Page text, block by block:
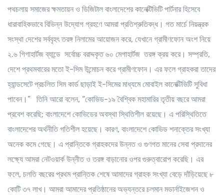
পথচলায় সমাজের ক্ষমতায়ন ও ডিজিটাল বাংলাদেশের কানেক্টিভিটি পার্টনার হিসেবে
ধারাবাহিকভাবে বিভিন্ন উদ্যোগ গ্রহণে আমরা প্রতিশ্রুতিবদ্ধ। গত মার্চে নিয়ন্ত্রক
সংস্থা দেশের সর্ববৃহৎ তরঙ্গ নিলামের আয়োজন করে, যেখানে গ্রামীণফোন অংশ নিয়ে
২.৬ গিগাহার্টজ ব্যান্ডে সর্বোচ্চ বরাদ্দকৃত ৬০ মেগাহার্টজ তরঙ্গ ক্রয় করে। সম্প্রতি,
দেশে প্রথমবারের মতো ই-সিম উন্মোচন করে গ্রামীণফোন। এর ফলে গ্রাহকরা তাদের
হ্যান্ডসেটে প্রচলিত সিম কার্ড ছাড়াই ই-সিমের মাধ্যমে মোবাইল কানেক্টিভিটি সুবিধা
পাবেন।” তিনি আরো বলেন, “কোভিড-১৯ বৈশ্বিক মহামারির তৃতীয় বছরে আমরা
প্রবেশ করেছি; বাংলাদেশে কোভিডের অবস্থা স্থিতিশীল রয়েছে। এ পরিস্থিতিতে
বাংলাদেশের অর্থনীতি গতিশীল হয়েছে। কারণ, বাংলাদেশে কোভিড শনাক্তের সংখ্যা
অনেক কমে গেছে। এ প্রান্তিকে গ্রাহকদের উন্নত ও গুণগত মানের সেবা প্রদানের
লক্ষ্যে আমরা নেটওয়ার্ক উন্নীত ও তরঙ্গ বাড়ানোর ওপর গুরুত্বারোপ করেছি। এর
ফলে, চলতি বছরের প্রথম প্রান্তিক শেষে আমাদের গ্রাহক সংখ্যা বেড়ে দাঁড়িয়েছে ৮
কোটি ৩৭ লাখ। আমরা আমাদের প্রতিষ্ঠানের অভ্যন্তরে চলমান মডার্নাইজেশন ও